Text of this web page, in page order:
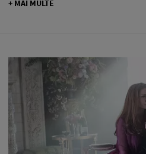
+ MAI MULTE